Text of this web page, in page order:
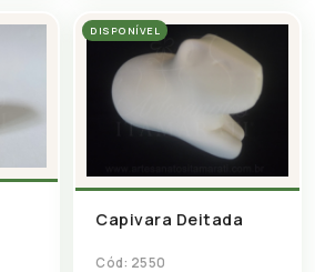
DISPONÍVEL
Capivara Deitada
Cód: 2550